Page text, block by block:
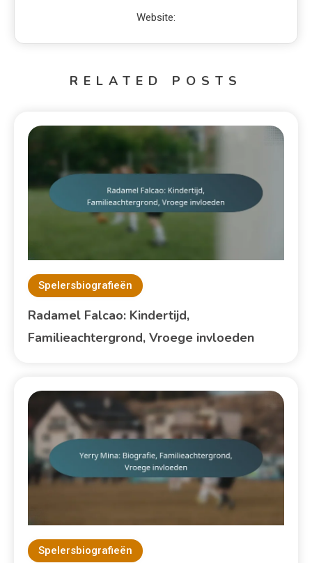
Website:
RELATED POSTS
Spelersbiografieën
Radamel Falcao: Kindertijd,
Familieachtergrond, Vroege invloeden
Spelersbiografieën